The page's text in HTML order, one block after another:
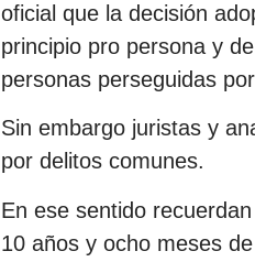
oficial que la decisión
principio pro persona y
personas perseguidas
Sin embargo juristas y
por delitos comunes.
En ese sentido
10 años y ocho meses